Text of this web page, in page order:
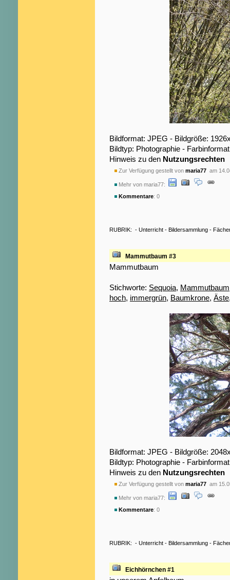
Bildformat: JPEG - Bildgröße:
Bildtyp: Photographie -
Hinweis zu den Nutzungsrechten
Zur Verfügung gestellt von maria77 am
Mehr von maria77:
Kommentare: 0
RUBRIK: - Unterricht - Bildersammlung -
Mammutbaum #3
Mammutbaum
Stichworte: Sequoia, Mammutbaum
hoch, immergrün, Baumkrone, Äste
Bildformat: JPEG - Bildgröße:
Bildtyp: Photographie -
Hinweis zu den Nutzungsrechten
Zur Verfügung gestellt von maria77 am
Mehr von maria77:
Kommentare: 0
RUBRIK: - Unterricht - Bildersammlung -
Eichhörnchen #1